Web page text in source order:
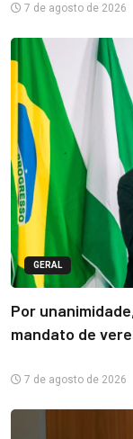
7 de agosto de 2026
GERAL
Por
mandato de
7 de agosto de 2026